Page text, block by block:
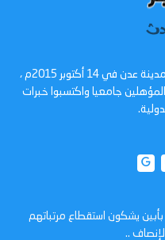
عدن تايم - صحيفة الكترونية تأسست في مدينة عدن في 14 أكتوبر 2015م ،
جامعيا واكتسبوا خبرات
يشكون استقطاع مرتباتهم
..